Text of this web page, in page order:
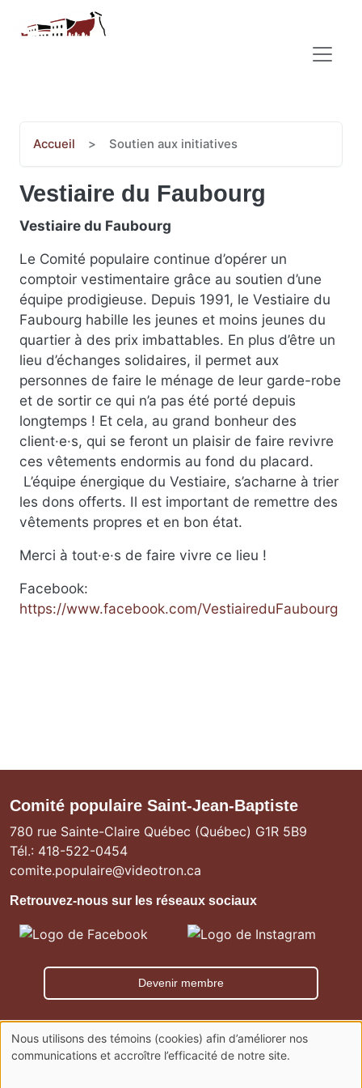
Aller au contenu principal
Accueil Soutien aux initiatives
Vestiaire du Faubourg
Vestiaire du Faubourg
Le Comité populaire continue d’opérer un
comptoir vestimentaire grâce au soutien d’une
équipe prodigieuse. Depuis 1991, le Vestiaire du
Faubourg habille les jeunes et moins jeunes du
quartier à des prix imbattables. En plus d’être un
lieu d’échanges solidaires, il permet aux
personnes de faire le ménage de leur garde-robe
et de sortir ce qui n’a pas été porté depuis
longtemps ! Et cela, au grand bonheur des
client·e·s, qui se feront un plaisir de faire revivre
ces vêtements endormis au fond du placard.
L’équipe énergique du Vestiaire, s’acharne à trier
les dons offerts. Il est important de remettre des
vêtements propres et en bon état.
Merci à tout·e·s de faire vivre ce lieu !
Facebook:
https://www.facebook.com/VestiaireduFaubourg
Comité populaire Saint-Jean-Baptiste
780 rue Sainte-Claire Québec (Québec) G1R 5B9
Tél.: 418-522-0454
comite.populaire@videotron.ca
Retrouvez-nous sur les réseaux sociaux
Image Image
Devenir membre
Rechercher
Rechercher
Utilisation
Nous utilisons des témoins (cookies) afin d’améliorer nos
communications et accroître l’efficacité de notre site.